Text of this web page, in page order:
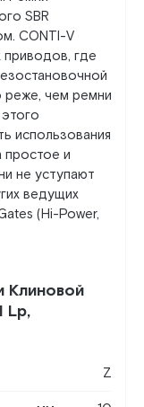
SBR
CONTI-V
приводов, где
реже, чем ремни
использования
простое и
не уступают
ведущих
(Hi-Power,
Клиновой
Lp,
Z